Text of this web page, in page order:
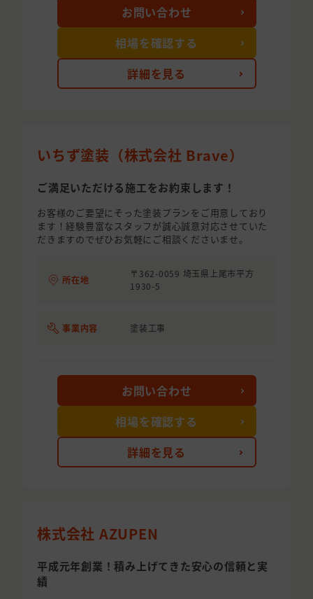
詳細を見る
お問い合わせ
相場を確認する
いちず塗装（株式会社 Brave）
ご満足いただける施工をお約束します！
お客様のご要望にそった塗装プランをご用意しており
ます！経験豊富なスタッフが誠心誠意対応させていた
だきますのでぜひお気軽にご相談くださいませ。
所在地
〒362-0059 埼玉県上尾市平方
1930-5
事業内容 塗装工事
詳細を見る
お問い合わせ
相場を確認する
株式会社 AZUPEN
平成元年創業！積み上げてきた安心の信頼と実
績